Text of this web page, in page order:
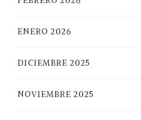
ENERO 2026
DICIEMBRE 2025
NOVIEMBRE 2025